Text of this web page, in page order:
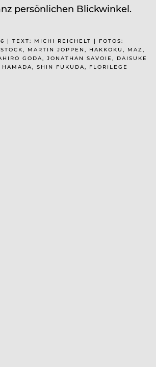
persönlichen Blickwinkel.
| TEXT: MICHI REICHELT | FOTOS:
MARTIN JOPPEN, HAKKOKU, MAZ,
GODA, JONATHAN SAVOIE, DAISUKE
SHIN FUKUDA, FLORILEGE